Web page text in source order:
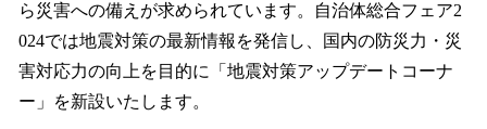
ら災害への備えが求められています。自治体総合フェア2
024では地震対策の最新情報を発信し、国内の防災力・災
害対応力の向上を目的に「地震対策アップデートコーナ
ー」を新設いたします。